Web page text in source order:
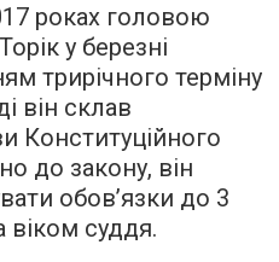
роках головою
у березні
трирічного терміну
він склав
Конституційного
до закону, він
обов’язки до 3
віком суддя.